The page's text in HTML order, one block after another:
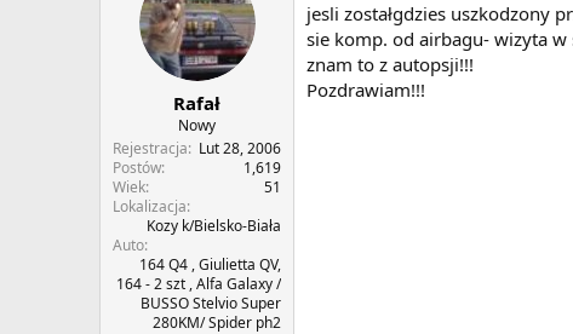
Rafał
Nowy
Rejestracja
Lut 28, 2006
Postów
1,619
Wiek
51
Lokalizacja
Kozy k/Bielsko-Biała
Auto
164 Q4 , Giulietta QV,
164 - 2 szt , Alfa Galaxy /
BUSSO Stelvio Super
280KM/ Spider ph2
jesli zostałgdzies uszkodzony
sie komp. od airbagu- wizyta
znam to z autopsji!!!
Pozdrawiam!!!